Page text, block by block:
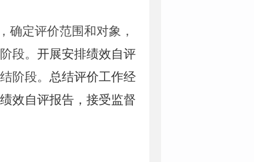
确定评价范围和对象，
段。 开展安排绩效自评
阶段。 总结评价工作经
效自评报告，接受监督